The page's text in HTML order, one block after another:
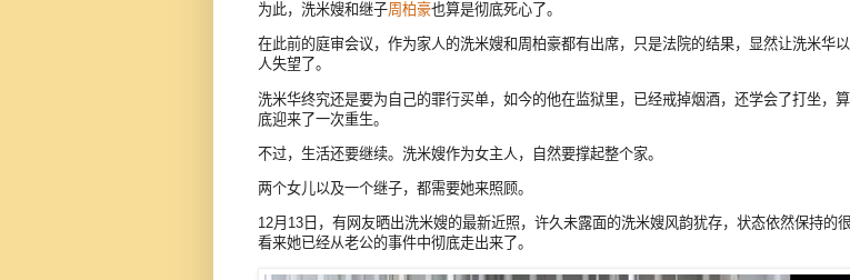
为此，洗米嫂和继子周柏豪也算是彻底死心了。
在此前的庭审会议，作为家人的洗米嫂和周柏豪都有出席，只是法院的结果，显然让洗米华
人失望了。
洗米华终究还是要为自己的罪行买单，如今的他在监狱里，已经戒掉烟酒，还学会了打坐，
底迎来了一次重生。
不过，生活还要继续。洗米嫂作为女主人，自然要撑起整个家。
两个女儿以及一个继子，都需要她来照顾。
12月13日，有网友晒出洗米嫂的最新近照，许久未露面的洗米嫂风韵犹存，状态依然保持的很
看来她已经从老公的事件中彻底走出来了。